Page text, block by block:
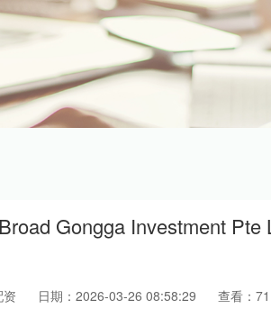
Gongga Investment Pte
日期：2026-03-26 08:58:29 查看：71